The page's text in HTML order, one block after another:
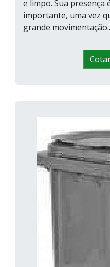
e limpo. Sua presença
importante, uma vez
grande